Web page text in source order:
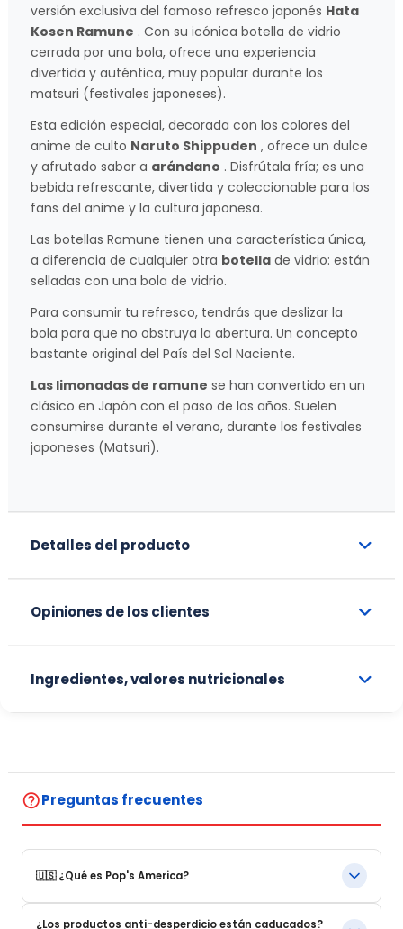
versión exclusiva del famoso refresco japonés Hata
Kosen Ramune . Con su icónica botella de vidrio
cerrada por una bola, ofrece una experiencia
divertida y auténtica, muy popular durante los
matsuri (festivales japoneses).
Esta edición especial, decorada con los colores del
anime de culto Naruto Shippuden , ofrece un dulce
y afrutado sabor a arándano . Disfrútala fría; es una
bebida refrescante, divertida y coleccionable para los
fans del anime y la cultura japonesa.
Las botellas Ramune tienen una característica única,
a diferencia de cualquier otra botella de vidrio: están
selladas con una bola de vidrio.
Para consumir tu refresco, tendrás que deslizar la
bola para que no obstruya la abertura. Un concepto
bastante original del País del Sol Naciente.
Las limonadas de ramune se han convertido en un
clásico en Japón con el paso de los años. Suelen
consumirse durante el verano, durante los festivales
japoneses (Matsuri).
Detalles del producto
Opiniones de los clientes
Ingredientes, valores nutricionales
help_outlinePreguntas frecuentes
🇺🇸 ¿Qué es Pop's America?
Pop's America es una tienda online especializada en
¿Los productos anti-desperdicio están caducados?